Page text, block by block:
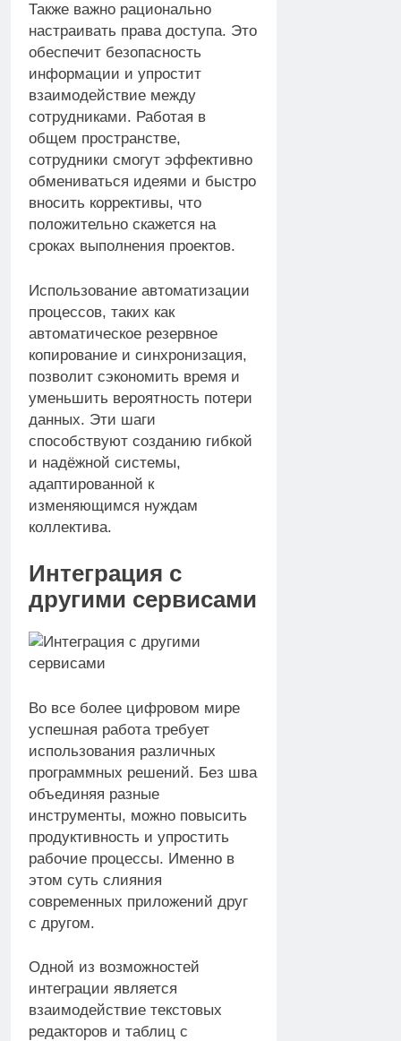
Также важно рационально
настраивать права доступа. Это
обеспечит безопасность
информации и упростит
взаимодействие между
сотрудниками. Работая в
общем пространстве,
сотрудники смогут эффективно
обмениваться идеями и быстро
вносить коррективы, что
положительно скажется на
сроках выполнения проектов.
Использование автоматизации
процессов, таких как
автоматическое резервное
копирование и синхронизация,
позволит сэкономить время и
уменьшить вероятность потери
данных. Эти шаги
способствуют созданию гибкой
и надёжной системы,
адаптированной к
изменяющимся нуждам
коллектива.
Интеграция с
другими сервисами
Во все более цифровом мире
успешная работа требует
использования различных
программных решений. Без шва
объединяя разные
инструменты, можно повысить
продуктивность и упростить
рабочие процессы. Именно в
этом суть слияния
современных приложений друг
с другом.
Одной из возможностей
интеграции является
взаимодействие текстовых
редакторов и таблиц с